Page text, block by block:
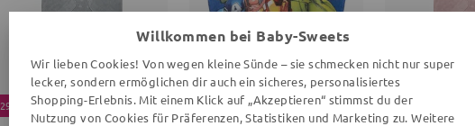
29 % 29 %
Willkommen bei Baby-Sweets
Wir lieben Cookies! Von wegen kleine Sünde – sie schmecken nicht nur super
lecker, sondern ermöglichen dir auch ein sicheres, personalisiertes
Shopping-Erlebnis. Mit einem Klick auf „Akzeptieren“ stimmst du der
Nutzung von Cookies für Präferenzen, Statistiken und Marketing zu. Weitere